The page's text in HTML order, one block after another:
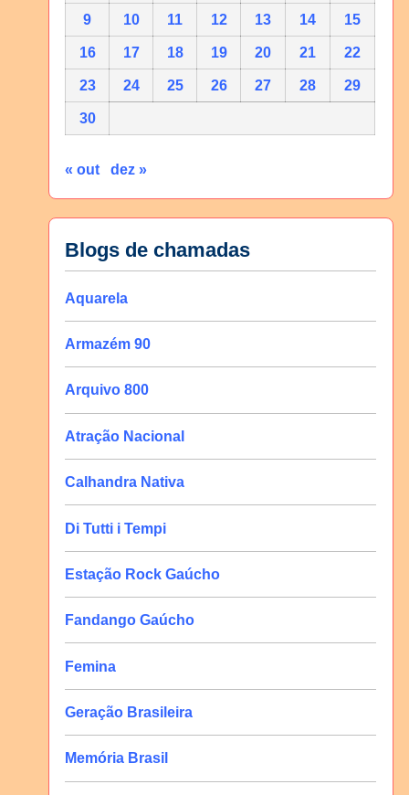
9 10 11 12 13 14 15
16 17 18 19 20 21 22
23 24 25 26 27 28 29
30
« out dez »
Blogs de chamadas
Aquarela
Armazém 90
Arquivo 800
Atração Nacional
Calhandra Nativa
Di Tutti i Tempi
Estação Rock Gaúcho
Fandango Gaúcho
Femina
Geração Brasileira
Memória Brasil